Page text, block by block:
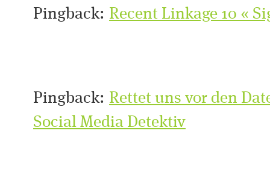
Pingback: Recent Linkage 10 «
Pingback: Rettet uns vor den
Social Media Detektiv